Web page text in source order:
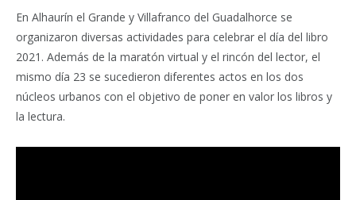
En Alhaurín el Grande y Villafranco del Guadalhorce se
organizaron diversas actividades para celebrar el día del libro
2021. Además de la maratón virtual y el rincón del lector, el
mismo día 23 se sucedieron diferentes actos en los dos
núcleos urbanos con el objetivo de poner en valor los libros y
la lectura.